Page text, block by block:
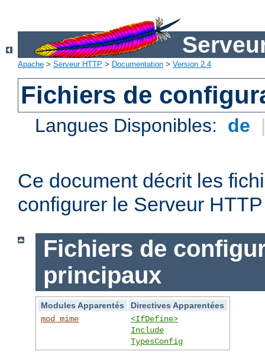
Apache > Serveur HTTP > Documentation > Version 2.4
Fichiers de
Langues Disponibles: de
Ce document décrit les
configurer le Serveur
Fichiers de
principaux
Modules Apparentés
Directives Apparentées
mod_mime
<IfDefine>
Include
TypesConfig